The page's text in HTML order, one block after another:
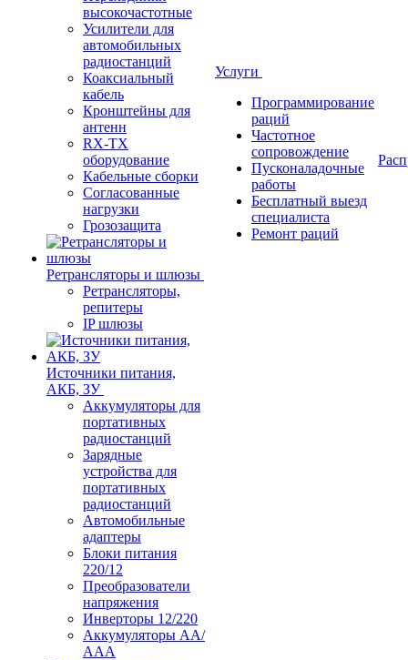
высокочастотные
Усилители для
автомобильных
радиостанций
Коаксиальный
кабель
Кронштейны для
антенн
RX-TX
оборудование
Кабельные сборки
Согласованные
нагрузки
Грозозащита
Ретрансляторы и шлюзы
Ретрансляторы,
репитеры
IP шлюзы
Источники питания,
АКБ, ЗУ
Аккумуляторы для
портативных
радиостанций
Зарядные
устройства для
портативных
радиостанций
Автомобильные
адаптеры
Блоки питания
220/12
Преобразователи
напряжения
Инверторы 12/220
Аккумуляторы АА/
ААА
Услуги
Программирование
раций
Частотное
сопровождение
Пусконаладочные
работы
Бесплатный выезд
специалиста
Ремонт раций